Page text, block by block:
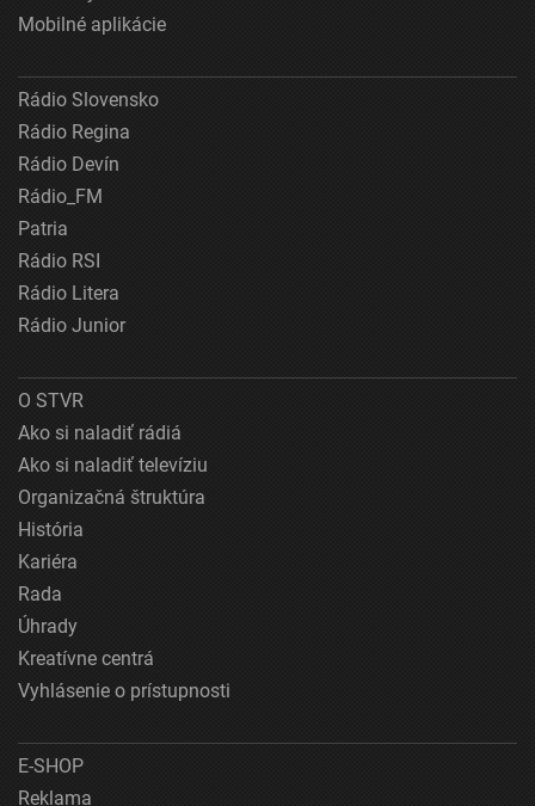
Mobilné aplikácie
Rádio Slovensko
Rádio Regina
Rádio Devín
Rádio_FM
Patria
Rádio RSI
Rádio Litera
Rádio Junior
O STVR
Ako si naladiť rádiá
Ako si naladiť televíziu
Organizačná štruktúra
História
Kariéra
Rada
Úhrady
Kreatívne centrá
Vyhlásenie o prístupnosti
E-SHOP
Reklama